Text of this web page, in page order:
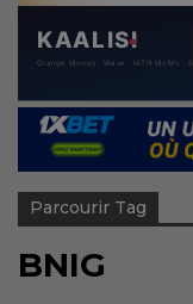
Parcourir Tag
BNIG